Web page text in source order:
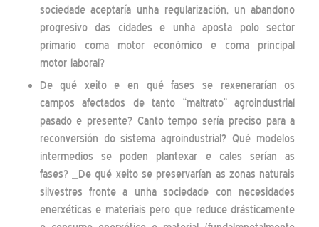
sociedade aceptaría unha regularización, un abandono
progresivo das cidades e unha aposta polo sector
primario coma motor económico e coma principal
motor laboral?
De qué xeito e en qué fases se rexenerarían os
campos afectados de tanto “maltrato” agroindustrial
pasado e presente? Canto tempo sería preciso para a
reconversión do sistema agroindustrial? Qué modelos
intermedios se poden plantexar e cales serían as
fases? _De qué xeito se preservarían as zonas naturais
silvestres fronte a unha sociedade con necesidades
enerxéticas e materiais pero que reduce drásticamente